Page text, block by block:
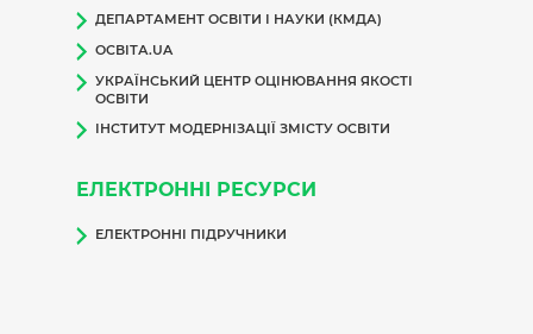
ДЕПАРТАМЕНТ ОСВІТИ І НАУКИ (КМДА)
ОСВІТА.UA
УКРАЇНСЬКИЙ ЦЕНТР ОЦІНЮВАННЯ ЯКОСТІ
ОСВІТИ
ІНСТИТУТ МОДЕРНІЗАЦІЇ ЗМІСТУ ОСВІТИ
ЕЛЕКТРОННІ РЕСУРСИ
ЕЛЕКТРОННІ ПІДРУЧНИКИ